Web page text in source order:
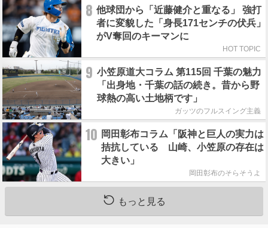
8 他球団から「近藤健介と重なる」 強打
者に変貌した「身長171センチの伏兵」
がV奪回のキーマンに
HOT TOPIC
9 小笠原道大コラム 第115回 千葉の魅力
「出身地・千葉の話の続き。昔から野
球熱の高い土地柄です」
ガッツのフルスイング主義
10 岡田彰布コラム「阪神と巨人の実力は
拮抗している 山崎、小笠原の存在は
大きい」
岡田彰布のそらそうよ
もっと見る